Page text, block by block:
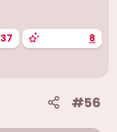
8
#56